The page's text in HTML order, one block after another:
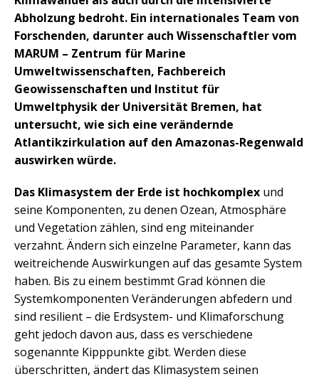
Abholzung bedroht. Ein internationales Team von
Forschenden, darunter auch Wissenschaftler vom
MARUM – Zentrum für Marine
Umweltwissenschaften, Fachbereich
Geowissenschaften und Institut für
Umweltphysik der Universität Bremen, hat
untersucht, wie sich eine verändernde
Atlantikzirkulation auf den Amazonas-Regenwald
auswirken würde.
Das Klimasystem der Erde ist hochkomplex und
seine Komponenten, zu denen Ozean, Atmosphäre
und Vegetation zählen, sind eng miteinander
verzahnt. Ändern sich einzelne Parameter, kann das
weitreichende Auswirkungen auf das gesamte System
haben. Bis zu einem bestimmt Grad können die
Systemkomponenten Veränderungen abfedern und
sind resilient – die Erdsystem- und Klimaforschung
geht jedoch davon aus, dass es verschiedene
sogenannte Kipppunkte gibt. Werden diese
überschritten, ändert das Klimasystem seinen